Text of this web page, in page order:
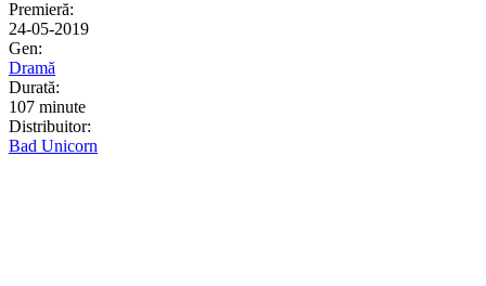
Premieră:
24-05-2019
Gen:
Dramă
Durată:
107 minute
Distribuitor:
Bad Unicorn